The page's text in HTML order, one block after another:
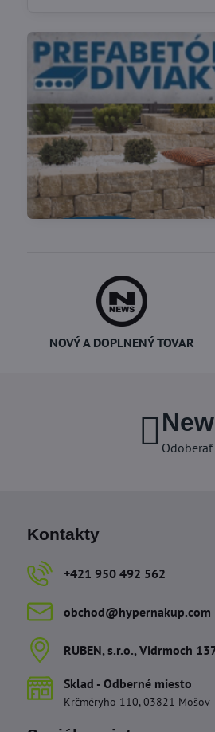
Vákuové skladovanie
potravín
Potreby pre
NOVÝ A DOPLNENÝ TOVAR
Kontakty
+421 950 492 562
obchod​@hypernakup​.com
RUBEN, s​.r​.o​., Vidrmoch
Sklad - Odberné miesto
Krčméryho 110, 03821 Mošov